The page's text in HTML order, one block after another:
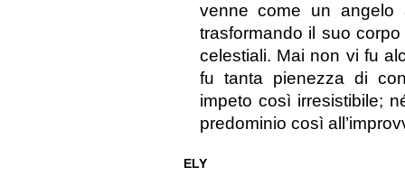
venne come un angelo
trasformando il suo
celestiali. Mai non vi fu
fu tanta pienezza di
impeto così irresistibile;
predominio così
ELY